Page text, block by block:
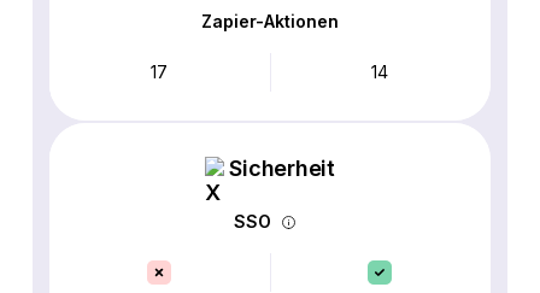
Zapier-Aktionen
17 14
Sicherheit
SSO